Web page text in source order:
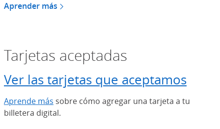
Aprender más
Tarjetas aceptadas
Ver las tarjetas que aceptamos
Aprende más sobre cómo agregar una tarjeta a tu
billetera digital.